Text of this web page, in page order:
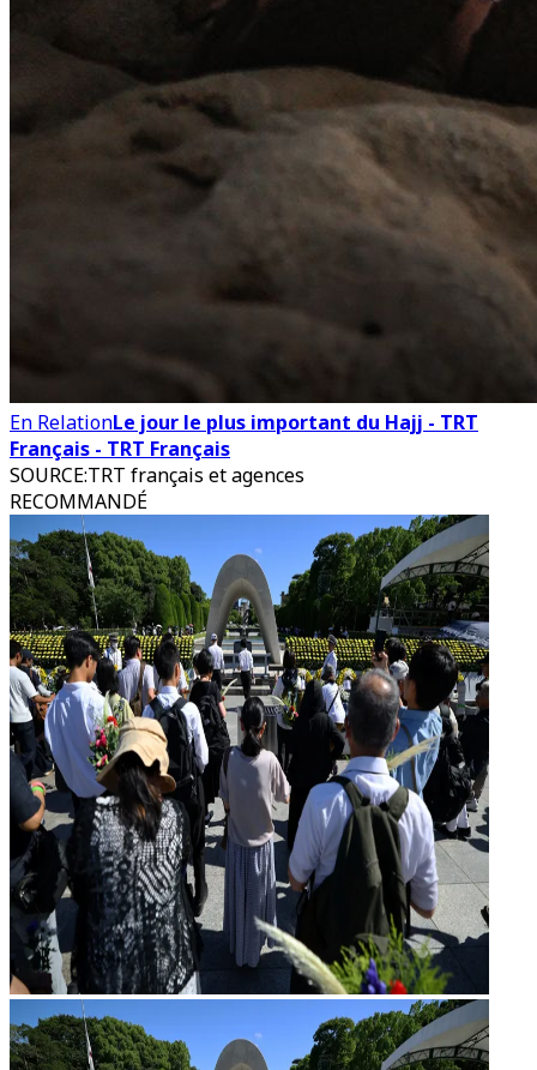
En RelationLe jour le plus important du Hajj - TRT
Français - TRT Français
SOURCE:TRT français et agences
RECOMMANDÉ